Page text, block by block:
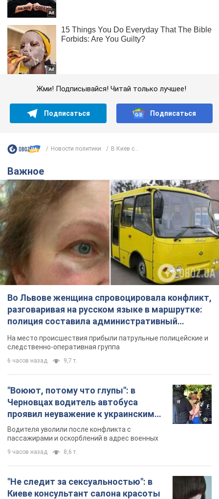
Жми! Подписывайся! Читай только лучшее!
Подписаться Подписаться
Новости политики В Киев с...
Важное
Во Львове женщина спровоцировала конфликт,
разговаривая на русском языке в маршрутке:
полиция составила административный
протокол. Видео
На место происшествия прибыли патрульные полицейские и
следственно-оперативная группа
6 часов назад 9,7 т.
"Воюют, потому что глупы": в
Черновцах водитель автобуса
проявил неуважение к украинским
военным и поплатился за это.
Видео
Водителя уволили после конфликта с
пассажирами и оскорблений в адрес военных
9 часов назад 8,6 т.
"Не следит за сексуальностью": в
Киеве консультант салона красоты